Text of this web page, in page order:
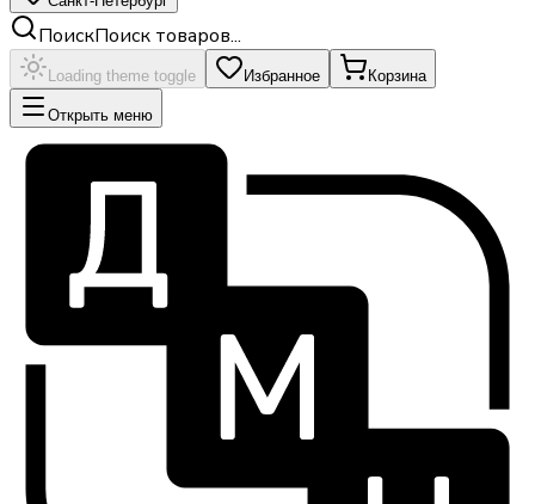
ПоискПоиск товаров...
Loading theme toggle Избранное Корзина
Открыть меню